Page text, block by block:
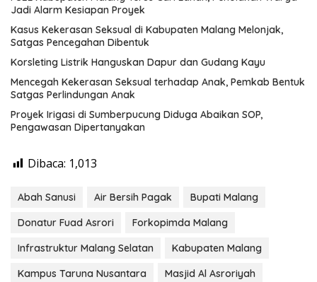
Jadi Alarm Kesiapan Proyek
Kasus Kekerasan Seksual di Kabupaten Malang Melonjak,
Satgas Pencegahan Dibentuk
Korsleting Listrik Hanguskan Dapur dan Gudang Kayu
Mencegah Kekerasan Seksual terhadap Anak, Pemkab Bentuk
Satgas Perlindungan Anak
Proyek Irigasi di Sumberpucung Diduga Abaikan SOP,
Pengawasan Dipertanyakan
Dibaca: 1,013
Abah Sanusi Air Bersih Pagak
Bupati Malang
Donatur Fuad Asrori
Forkopimda Malang
Infrastruktur Malang Selatan
Kabupaten Malang
Kampus Taruna Nusantara
Masjid Al Asroriyah